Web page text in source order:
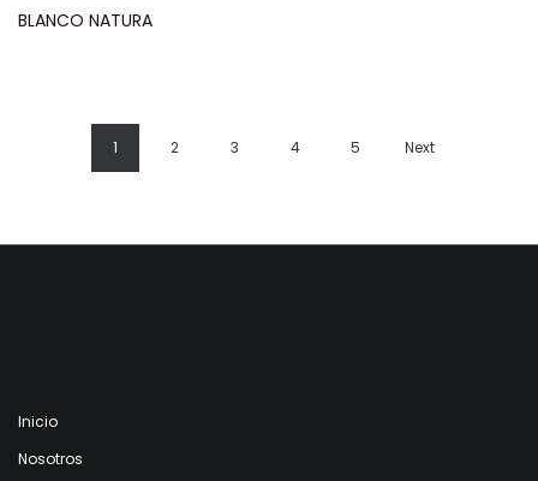
BLANCO NATURA
1 2 3 4 5 Next
Inicio
Nosotros